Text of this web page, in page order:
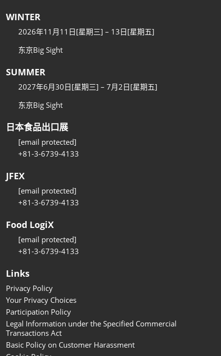
WINTER
2026年11月11日[星期三] – 13日[星期五]
东京Big Sight
SUMMER
2027年6月30日[星期三] – 7月2日[星期五]
东京Big Sight
日本食品出口展
[email protected]
+81-3-6739-4133
JFEX
[email protected]
+81-3-6739-4133
Food LogiX
[email protected]
+81-3-6739-4133
Links
Privacy Policy
Your Privacy Choices
Participation Policy
Legal Information under the Specified Commercial
Transactions Act
Basic Policy on Customer Harassment